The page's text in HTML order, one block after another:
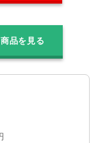
品を見る